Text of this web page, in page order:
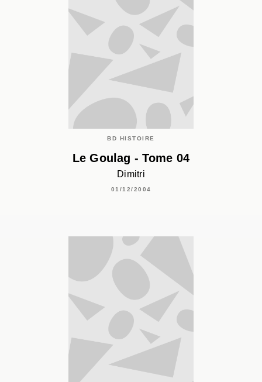
BD HISTOIRE
Le Goulag - Tome 04
Dimitri
01/12/2004